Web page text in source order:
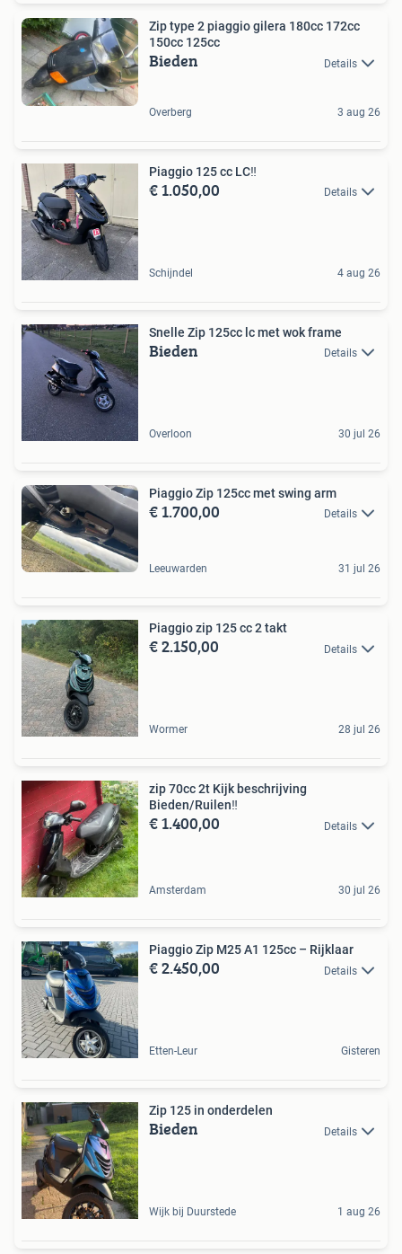
Zip type 2 piaggio gilera 180cc 172cc
150cc 125cc
Bieden Details
Overberg 3 aug 26
Piaggio 125 cc LC‼️
€ 1.050,00 Details
Schijndel 4 aug 26
Snelle Zip 125cc lc met wok frame
Bieden Details
Overloon 30 jul 26
Piaggio Zip 125cc met swing arm
€ 1.700,00 Details
Leeuwarden 31 jul 26
Piaggio zip 125 cc 2 takt
€ 2.150,00 Details
Wormer 28 jul 26
zip 70cc 2t Kijk beschrijving
Bieden/Ruilen‼️
€ 1.400,00 Details
Amsterdam 30 jul 26
Piaggio Zip M25 A1 125cc – Rijklaar
€ 2.450,00 Details
Etten-Leur Gisteren
Zip 125 in onderdelen
Bieden Details
Wijk bij Duurstede 1 aug 26